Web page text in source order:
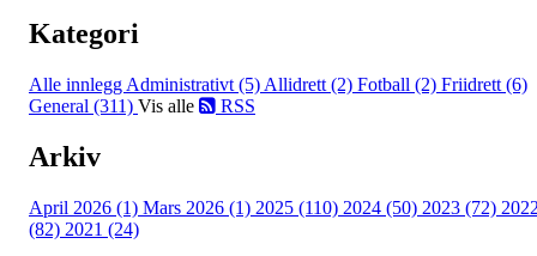
Kategori
Alle innlegg Administrativt (5) Allidrett (2) Fotball (2) Friidrett (6)
General (311) Vis alle RSS
Arkiv
April 2026 (1) Mars 2026 (1) 2025 (110) 2024 (50) 2023 (72)
(82) 2021 (24)